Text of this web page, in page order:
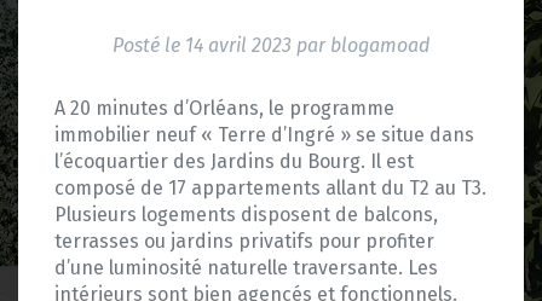
Posté le 14 avril 2023 par blogamoad
A 20 minutes d’Orléans, le programme
immobilier neuf « Terre d’Ingré » se situe dans
l’écoquartier des Jardins du Bourg. Il est
composé de 17 appartements allant du T2 au T3.
Plusieurs logements disposent de balcons,
terrasses ou jardins privatifs pour profiter
d’une luminosité naturelle traversante. Les
intérieurs sont bien agencés et fonctionnels.